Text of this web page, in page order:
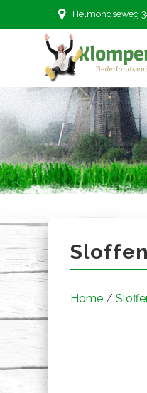
Helmondseweg
sloffen
Home /